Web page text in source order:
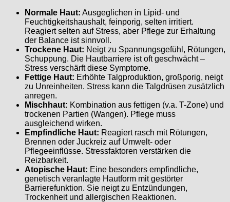
Normale Haut: Ausgeglichen in Lipid- und
Feuchtigkeitshaushalt, feinporig, selten irritiert.
Reagiert selten auf Stress, aber Pflege zur Erhaltung
der Balance ist sinnvoll.
Trockene Haut: Neigt zu Spannungsgefühl, Rötungen,
Schuppung. Die Hautbarriere ist oft geschwächt –
Stress verschärft diese Symptome.
Fettige Haut: Erhöhte Talgproduktion, großporig, neigt
zu Unreinheiten. Stress kann die Talgdrüsen zusätzlich
anregen.
Mischhaut: Kombination aus fettigen (v.a. T-Zone) und
trockenen Partien (Wangen). Pflege muss
ausgleichend wirken.
Empfindliche Haut: Reagiert rasch mit Rötungen,
Brennen oder Juckreiz auf Umwelt- oder
Pflegeeinflüsse. Stressfaktoren verstärken die
Reizbarkeit.
Atopische Haut: Eine besonders empfindliche,
genetisch veranlagte Hautform mit gestörter
Barrierefunktion. Sie neigt zu Entzündungen,
Trockenheit und allergischen Reaktionen.